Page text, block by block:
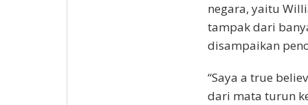
negara, yaitu
tampak dari
disampaikan
“Saya a true
dari mata turun